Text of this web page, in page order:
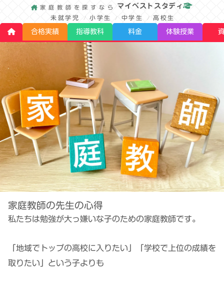
家庭教師を探すなら マイベストスタディ
未就学児 小学生 中学生 高校生
合格実績 指導教科 料金 体験授業
家庭教師の先生の心得
私たちは勉強が大っ嫌いな子のための家庭教師です。
「地域でトップの高校に入りたい」「学校で上位の成績を
取りたい」という子よりも